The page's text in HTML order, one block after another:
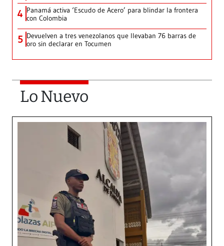
4 Panamá activa ‘Escudo de Acero’ para blindar la frontera
con Colombia
5 Devuelven a tres venezolanos que llevaban 76 barras de
oro sin declarar en Tocumen
Lo Nuevo